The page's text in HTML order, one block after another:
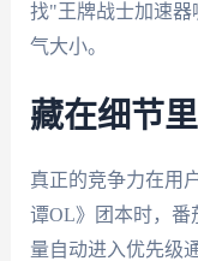
找"王牌战士加速器
气大小。
藏在细节
真正的竞争力在用
谭OL》团本时，番
量自动进入优先级